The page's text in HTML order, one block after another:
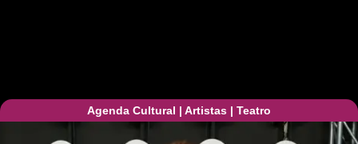
Agenda Cultural | Artistas | Teatro